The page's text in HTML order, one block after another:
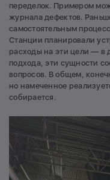
переделок. Примером
журнала дефектов.
самостоятельным
Станции планировали
расходы на эти цели — в
подхода, эти сущности
вопросов. В общем,
но намеченное
собирается.